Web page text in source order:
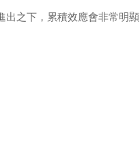
出之下，累積效應會非常明